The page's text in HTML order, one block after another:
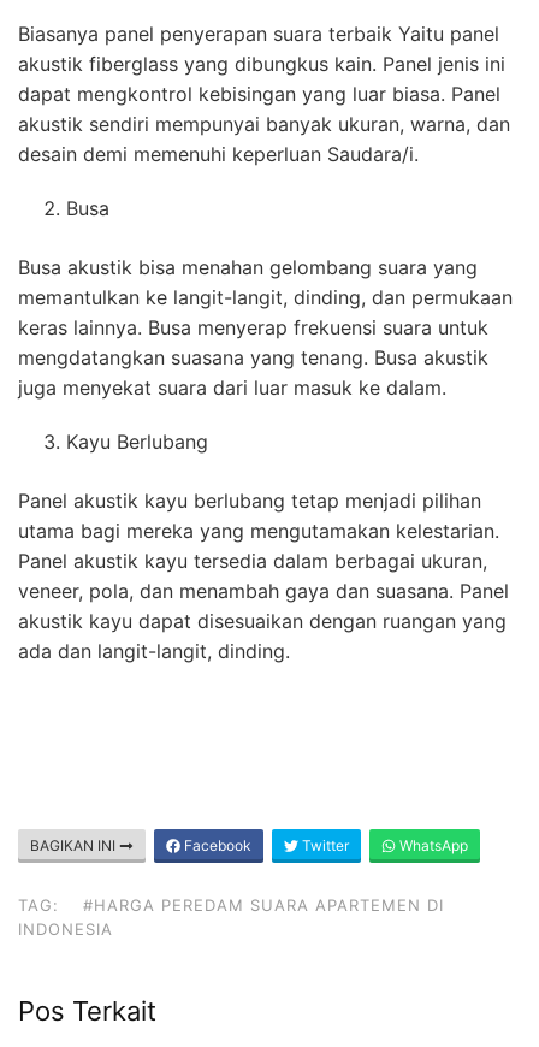
Biasanya panel penyerapan suara terbaik Yaitu panel
akustik fiberglass yang dibungkus kain. Panel jenis ini
dapat mengkontrol kebisingan yang luar biasa. Panel
akustik sendiri mempunyai banyak ukuran, warna, dan
desain demi memenuhi keperluan Saudara/i.
Busa
Busa akustik bisa menahan gelombang suara yang
memantulkan ke langit-langit, dinding, dan permukaan
keras lainnya. Busa menyerap frekuensi suara untuk
mengdatangkan suasana yang tenang. Busa akustik
juga menyekat suara dari luar masuk ke dalam.
Kayu Berlubang
Panel akustik kayu berlubang tetap menjadi pilihan
utama bagi mereka yang mengutamakan kelestarian.
Panel akustik kayu tersedia dalam berbagai ukuran,
veneer, pola, dan menambah gaya dan suasana. Panel
akustik kayu dapat disesuaikan dengan ruangan yang
ada dan langit-langit, dinding.
BAGIKAN INI Facebook Twitter WhatsApp
TAG:
#HARGA PEREDAM SUARA APARTEMEN DI
INDONESIA
Pos Terkait